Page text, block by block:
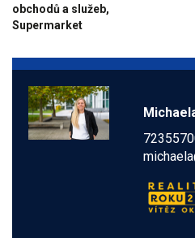
obchodů a služeb,
Supermarket